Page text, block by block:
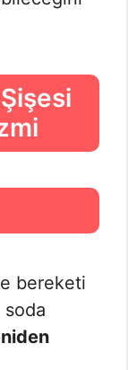
bereketi